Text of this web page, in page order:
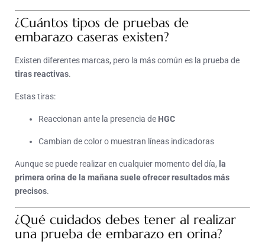
¿Cuántos tipos de pruebas de
embarazo caseras existen?
Existen diferentes marcas, pero la más común es la prueba de
tiras reactivas.
Estas tiras:
Reaccionan ante la presencia de HGC
Cambian de color o muestran líneas indicadoras
Aunque se puede realizar en cualquier momento del día, la
primera orina de la mañana suele ofrecer resultados más
precisos.
¿Qué cuidados debes tener al realizar
una prueba de embarazo en orina?